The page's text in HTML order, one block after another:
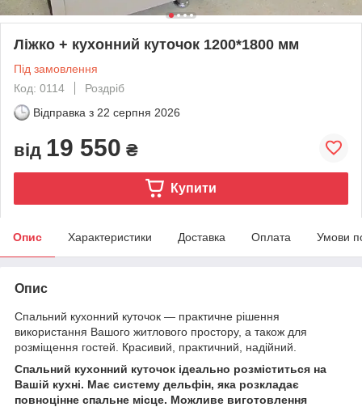
Ліжко + кухонний куточок 1200*1800 мм
Під замовлення
Код: 0114
Роздріб
Відправка з 22 серпня 2026
від 19 550 ₴
Купити
Опис Характеристики Доставка Оплата Умови
Опис
Спальний кухонний куточок — практичне рішення
використання Вашого житлового простору, а також для
розміщення гостей. Красивий, практичний, надійний.
Спальний кухонний куточок ідеально розміститься на
Вашій кухні. Має систему дельфін, яка розкладає
повноцінне спальне місце. Можливе виготовлення